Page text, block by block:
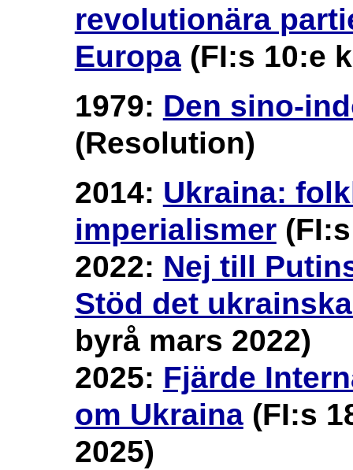
revolutionära
Europa(FI:s 10:e
1979: Den sino-
(Resolution)
2014: Ukraina:
imperialismer(FI:s
2022: Nej till
Stöd det
byrå mars 2022)
2025: Fjärde
om Ukraina(FI:s
2025)